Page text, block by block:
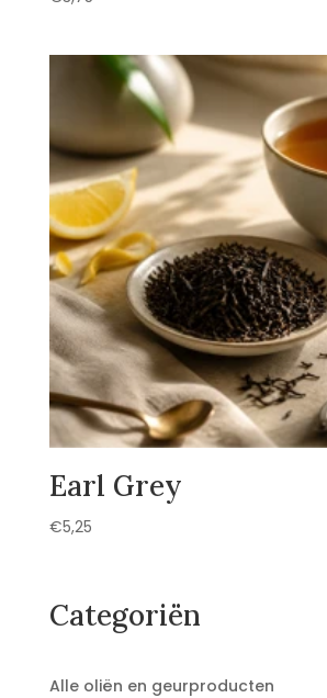
Earl Grey
€5,25
Categoriën
Alle oliën en geurproducten